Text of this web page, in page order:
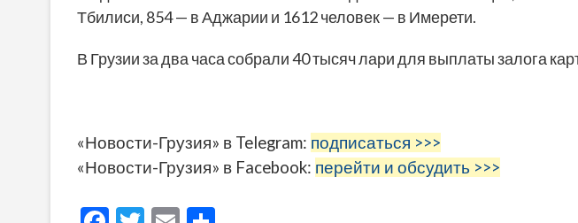
Тбилиси, 854 — в Аджарии и 1612 человек — в Имерети.
В Грузии за два часа собрали 40 тысяч лари для выплаты залога
«Новости-Грузия» в Telegram: подписаться >>>
«Новости-Грузия» в Facebook: перейти и обсудить >>>